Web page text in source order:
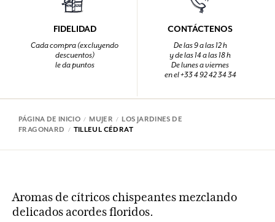
FIDELIDAD
Cada compra (excluyendo
descuentos)
le da puntos
CONTÁCTENOS
De las 9 a las 12 h
y de las 14 a las 18 h
De lunes a viernes
en el +33 4 92 42 34 34
PÁGINA DE INICIO MUJER
LOS JARDINES DE
FRAGONARD
TILLEUL CÉDRAT
Aromas de cítricos chispeantes mezclando
delicados acordes floridos.